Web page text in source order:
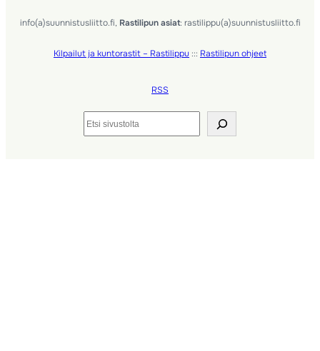
info(a)suunnistusliitto.fi, Rastilipun asiat: rastilippu(a)suunnistusliitto.fi
Kilpailut ja kuntorastit – Rastilippu ::: Rastilipun ohjeet
RSS
Etsi